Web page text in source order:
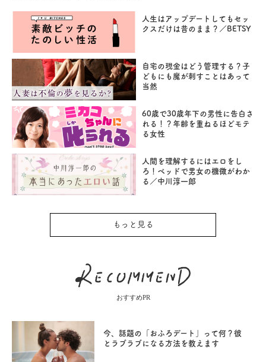
人生はアップデートしてもセッ
クスだけは昔のまま？／BETSY
自宅の現金はどう管理する？子
どもにも魔が刺すことはあって
当然
60歳で30歳年下の男性に告白さ
れる！？年齢を重ねるほどモテ
る女性
人間を理解するにはエロをし
ろ！ベッドで男女の機微がわか
る／中川淳一郎
もっと見る
おすすめPR
今、話題の「おふろデート」って何？彼
とラブラブになる方法を教えます